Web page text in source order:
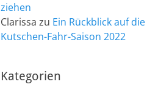
ziehen
Clarissa zu Ein Rückblick auf die
Kutschen-Fahr-Saison 2022
Kategorien